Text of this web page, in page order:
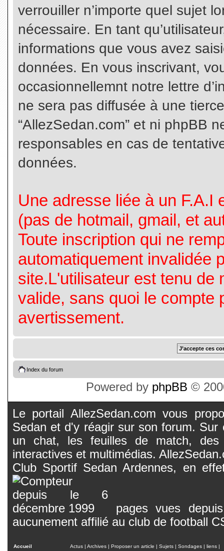
verrouiller n’importe quel sujet
nécessaire. En tant
informations que vous avez
données. En vous inscrivant,
occasionnellemnt notre lettre
ne sera pas diffusée à une
“AllezSedan.com” et ni phpBB
responsables en cas de
données.
Une adresse liée à un F.A.I
(pas de hotmail, gmail, et
Toute inscription qui ne
automatiquement invalidée
site.L'utilisateur est tenu de
valide, sans quoi le compte
avertissement.
Index du forum
Powered by phpBB ©
Le portail AllezSedan.com vous
Sedan et d'y réagir sur son forum.
un chat, les feuilles de match, des
interactives et multimédias.
Club Sportif Sedan Ardennes, en
pages vues
aucunement affilié au club de football
Accueil Actus | Archives | Proposer un article | Sujets | Sondages | liens |